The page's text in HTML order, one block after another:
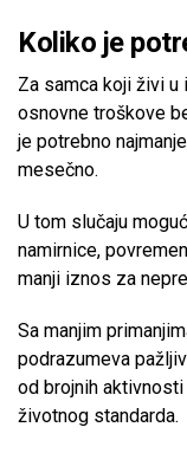
Koliko je
Za samca koji živi
osnovne troškove
je potrebno
mesečno.
U tom slučaju
namirnice,
manji iznos za
Sa manjim
podrazumeva
od brojnih
životnog standarda.